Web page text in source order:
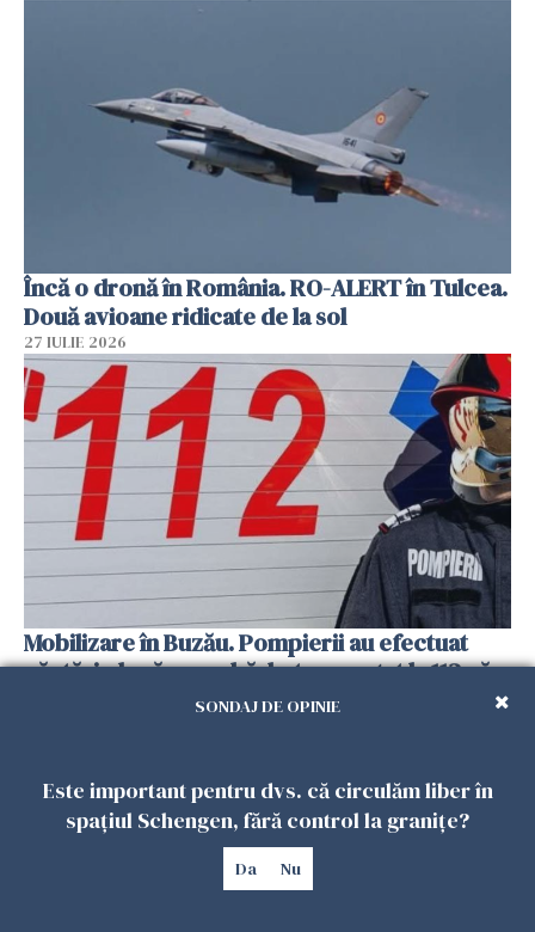
Încă o dronă în România. RO-ALERT în Tulcea.
Două avioane ridicate de la sol
27 IULIE 2026
Mobilizare în Buzău. Pompierii au efectuat
căutări, după ce un bărbat a anunțat la 112 că a
văzut un obiect luminos
SONDAJ DE OPINIE
Este important pentru dvs. că circulăm liber în
spațiul Schengen, fără control la granițe?
Da Nu